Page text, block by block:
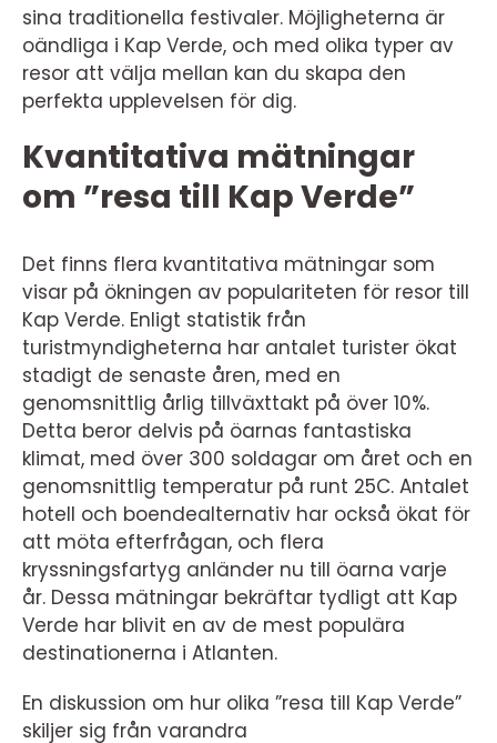
sina traditionella festivaler. Möjligheterna är
oändliga i Kap Verde, och med olika typer av
resor att välja mellan kan du skapa den
perfekta upplevelsen för dig.
Kvantitativa mätningar
om ”resa till Kap Verde”
Det finns flera kvantitativa mätningar som
visar på ökningen av populariteten för resor till
Kap Verde. Enligt statistik från
turistmyndigheterna har antalet turister ökat
stadigt de senaste åren, med en
genomsnittlig årlig tillväxttakt på över 10%.
Detta beror delvis på öarnas fantastiska
klimat, med över 300 soldagar om året och en
genomsnittlig temperatur på runt 25C. Antalet
hotell och boendealternativ har också ökat för
att möta efterfrågan, och flera
kryssningsfartyg anländer nu till öarna varje
år. Dessa mätningar bekräftar tydligt att Kap
Verde har blivit en av de mest populära
destinationerna i Atlanten.
En diskussion om hur olika ”resa till Kap Verde”
skiljer sig från varandra